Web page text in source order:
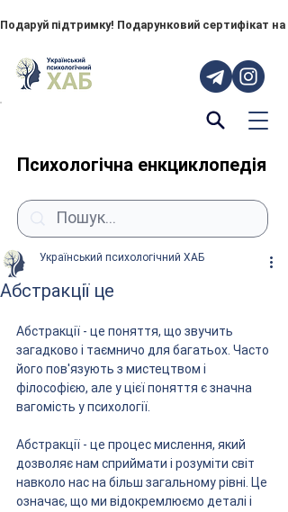
Подаруй підтримку! Подарунковий сертифікат
Психологічна енкциклопедія
Абстракції це
Український психологічний ХАБ
Абстракції - це поняття, що звучить
загадково і таємничо для багатьох. Часто
його пов'язують з мистецтвом і
філософією, але у цієї поняття є значна
вагомість у психології.
Абстракції - це процес мислення, який
дозволяє нам сприймати і розуміти світ
навколо нас на більш загальному рівні. Це
означає, що ми відокремлюємо деталі і